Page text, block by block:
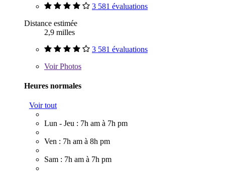
3 581 évaluations
Distance estimée
2,9 milles
3 581 évaluations
VoirPhotos
Heures normales
Voir tout
Lun - Jeu : 7h am à 7h pm
Ven : 7h am à 8h pm
Sam : 7h am à 7h pm